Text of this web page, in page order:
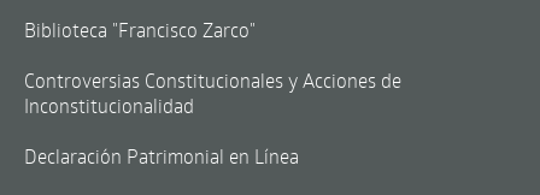
Biblioteca "Francisco Zarco"
Controversias Constitucionales y Acciones de
Inconstitucionalidad
Declaración Patrimonial en Línea